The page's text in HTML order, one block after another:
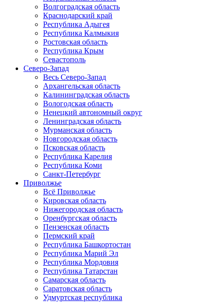
Волгоградская область
Краснодарский край
Республика Адыгея
Республика Калмыкия
Ростовская область
Республика Крым
Севастополь
Северо-Запад
Весь Северо-Запад
Архангельская область
Калининградская область
Вологодская область
Ненецкий автономный округ
Ленинградская область
Мурманская область
Новгородская область
Псковская область
Республика Карелия
Республика Коми
Санкт-Петербург
Приволжье
Всё Приволжье
Кировская область
Нижегородская область
Оренбургская область
Пензенская область
Пермский край
Республика Башкортостан
Республика Марий Эл
Республика Мордовия
Республика Татарстан
Самарская область
Саратовская область
Удмуртская республика